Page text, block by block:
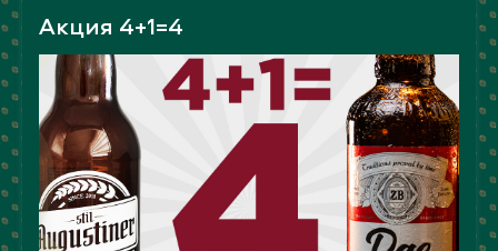
Акция 4+1=4